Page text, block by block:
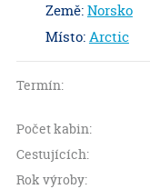
Země:Norsko
Místo:Arctic
Termín:
Počet kabin:
Cestujících:
Rok výroby: